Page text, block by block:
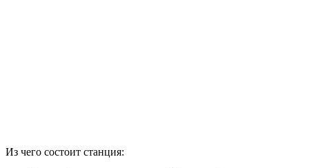
Из чего состоит станция: